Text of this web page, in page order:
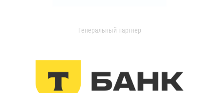
Генеральный партнер